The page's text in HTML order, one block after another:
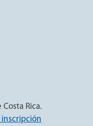
Rica.
inscripción